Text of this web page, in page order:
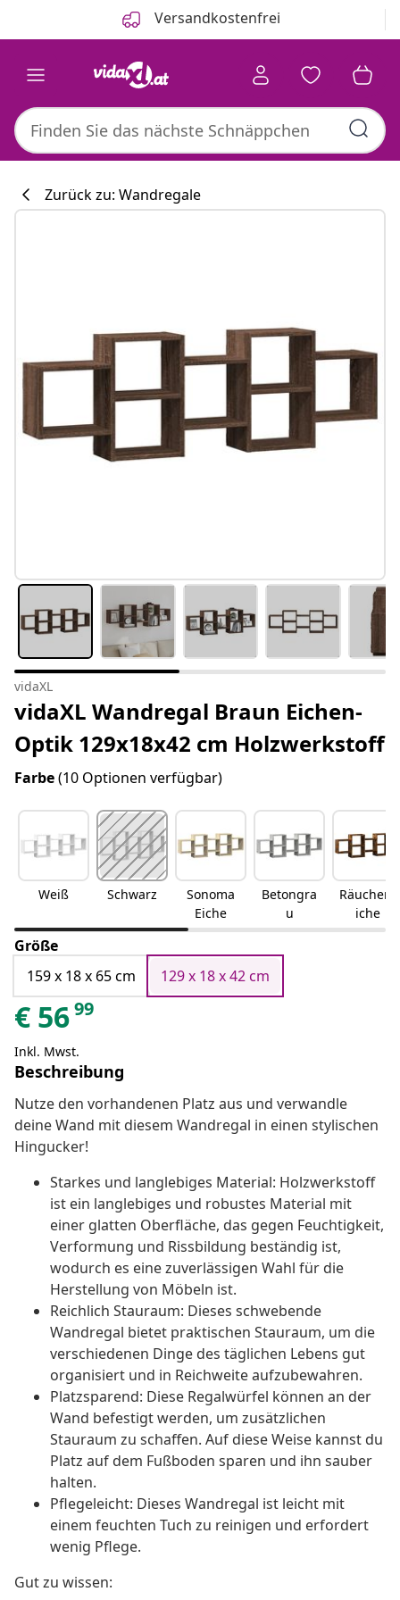
Versandkostenfrei
#sharemevidaxl
Zurück zu: Wandregale
vidaXL
vidaXL Wandregal Braun Eichen-
Optik 129x18x42 cm Holzwerkstoff
Farbe(10 Optionen verfügbar)
Weiß Schwarz
Sonoma
Eiche
Betongra
u
Räuchere
iche
Größe
159 x 18 x 65 cm
129 x 18 x 42 cm
€ 5699
Inkl. Mwst.
Beschreibung
Nutze den vorhandenen Platz aus und verwandle
deine Wand mit diesem Wandregal in einen stylischen
Hingucker!
Starkes und langlebiges Material: Holzwerkstoff
ist ein langlebiges und robustes Material mit
einer glatten Oberfläche, das gegen Feuchtigkeit,
Verformung und Rissbildung beständig ist,
wodurch es eine zuverlässigen Wahl für die
Herstellung von Möbeln ist.
Reichlich Stauraum: Dieses schwebende
Wandregal bietet praktischen Stauraum, um die
verschiedenen Dinge des täglichen Lebens gut
organisiert und in Reichweite aufzubewahren.
Platzsparend: Diese Regalwürfel können an der
Wand befestigt werden, um zusätzlichen
Stauraum zu schaffen. Auf diese Weise kannst du
Platz auf dem Fußboden sparen und ihn sauber
halten.
Pflegeleicht: Dieses Wandregal ist leicht mit
einem feuchten Tuch zu reinigen und erfordert
wenig Pflege.
Gut zu wissen: